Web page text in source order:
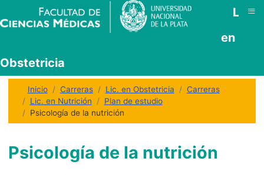
Inicio Carreras Lic. en Obstetricia
Carreras
Lic. en Nutrición
Plan de estudio
Psicología de la nutrición
Psicología de la nutrición
Lic.
en
Obstetricia
≡